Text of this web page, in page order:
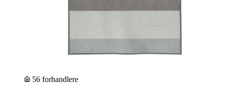
56 forhandlere